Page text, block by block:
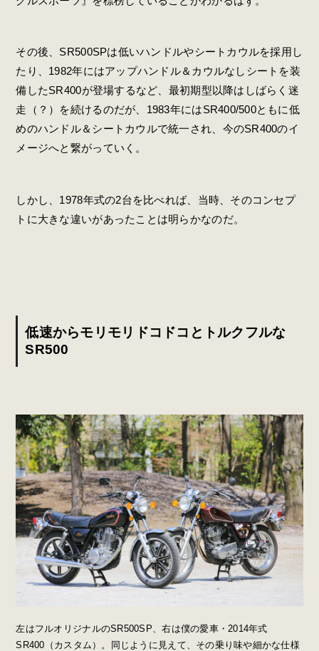
その後、SR500SPは低いハンドルやシートカウルを採用し
たり、1982年にはアップハンドル＆カウルなしシートを装
備したSR400が登場するなど、最初期型以降はしばらく迷
走（？）を続けるのだが、1983年にはSR400/500ともに低
めのハンドル＆シートカウルで統一され、今のSR400のイ
メージへと繋がっていく。
しかし、1978年式の2台を比べれば、当時、そのコンセプ
トに大きな違いがあったことは明らかなのだ。
低速からモリモリドコドコとトルクフルな
SR500
左はフルオリジナルのSR500SP、右は僕の愛車・2014年式
SR400（カスタム）。同じように見えて、その乗り味や細かな仕様